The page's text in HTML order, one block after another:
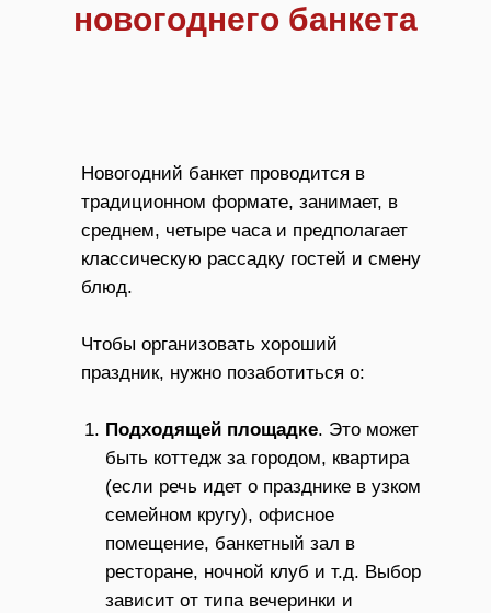
новогоднего банкета
Новогодний банкет проводится в
традиционном формате, занимает, в
среднем, четыре часа и предполагает
классическую рассадку гостей и смену
блюд.
Чтобы организовать хороший
праздник, нужно позаботиться о:
Подходящей площадке. Это может
быть коттедж за городом, квартира
(если речь идет о празднике в узком
семейном кругу), офисное
помещение, банкетный зал в
ресторане, ночной клуб и т.д. Выбор
зависит от типа вечеринки и